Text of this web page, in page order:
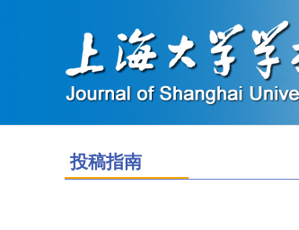
投稿指南